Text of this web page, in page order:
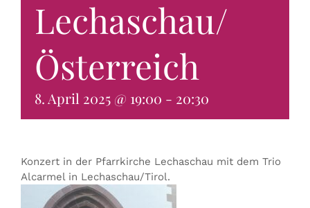
KONTAKT & BUCHEN
Lechaschau/
Österreich
8. April 2025 @ 19:00 - 20:30
Konzert in der Pfarrkirche Lechaschau mit dem Trio
Alcarmel in Lechaschau/Tirol.